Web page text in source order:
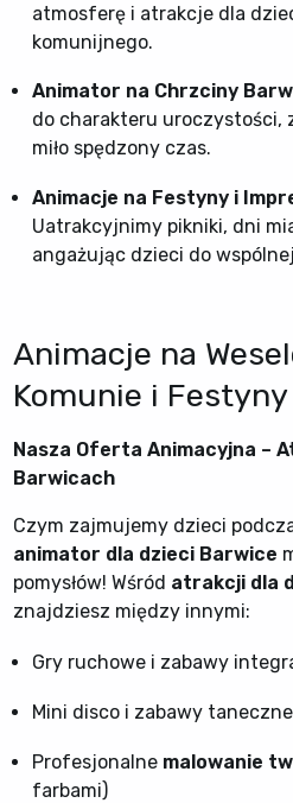
atmosferę i atrakcje dla
komunijnego.
Animator na Chrzciny
do charakteru uroczystości,
miło spędzony czas.
Animacje na Festyny i
Uatrakcyjnimy pikniki, dni
angażując dzieci do
Animacje na
Komunie i Festyny
Nasza Oferta Animacyjna –
Barwicach
Czym zajmujemy dzieci
animator dla dzieci Barwice
pomysłów! Wśród atrakcji dla
znajdziesz między innymi:
Gry ruchowe i zabawy
Mini disco i zabawy taneczne
Profesjonalne malowanie
farbami)